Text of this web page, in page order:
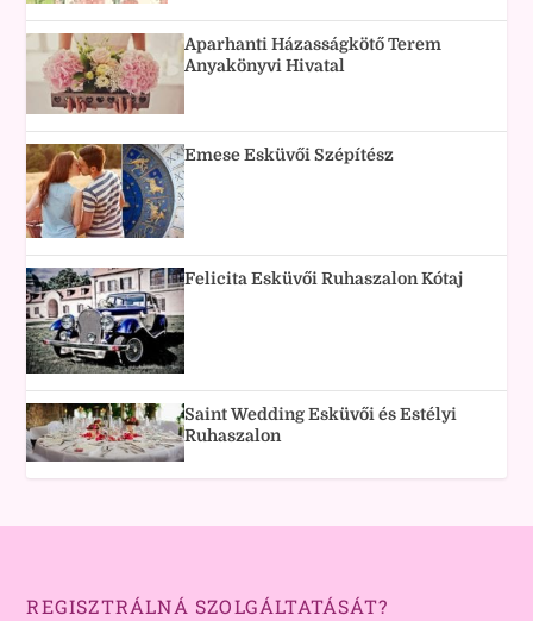
Aparhanti Házasságkötő Terem
Anyakönyvi Hivatal
Emese Esküvői Szépítész
Felicita Esküvői Ruhaszalon Kótaj
Saint Wedding Esküvői és Estélyi
Ruhaszalon
REGISZTRÁLNÁ SZOLGÁLTATÁSÁT?